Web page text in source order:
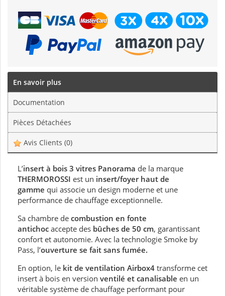
En savoir plus
Documentation
Pièces Détachées
Avis Clients (0)
L’insert à bois 3 vitres Panorama de la marque
THERMOROSSI est un insert/foyer haut de
gamme qui associe un design moderne et une
performance de chauffage exceptionnelle.
Sa chambre de combustion en fonte
antichoc accepte des bûches de 50 cm, garantissant
confort et autonomie. Avec la technologie Smoke by
Pass, l’ouverture se fait sans fumée.
En option, le kit de ventilation Airbox4 transforme cet
insert à bois en version ventilé et canalisable en un
véritable système de chauffage performant pour